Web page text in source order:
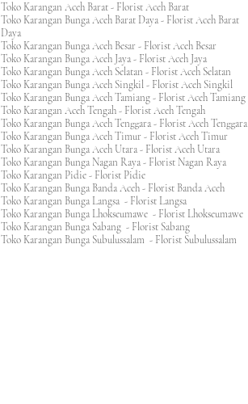
Toko Karangan Aceh Barat - Florist Aceh Barat
Toko Karangan Bunga Aceh Barat Daya - Florist Aceh Barat
Daya
Toko Karangan Bunga Aceh Besar - Florist Aceh Besar
Toko Karangan Bunga Aceh Jaya - Florist Aceh Jaya
Toko Karangan Bunga Aceh Selatan - Florist Aceh Selatan
Toko Karangan Bunga Aceh Singkil - Florist Aceh Singkil
Toko Karangan Bunga Aceh Tamiang - Florist Aceh Tamiang
Toko Karangan Aceh Tengah - Florist Aceh Tengah
Toko Karangan Bunga Aceh Tenggara - Florist Aceh Tenggara
Toko Karangan Bunga Aceh Timur - Florist Aceh Timur
Toko Karangan Bunga Aceh Utara - Florist Aceh Utara
Toko Karangan Bunga Nagan Raya - Florist Nagan Raya
Toko Karangan Pidie - Florist Pidie
Toko Karangan Bunga Banda Aceh - Florist Banda Aceh
Toko Karangan Bunga Langsa - Florist Langsa
Toko Karangan Bunga Lhokseumawe - Florist Lhokseumawe
Toko Karangan Bunga Sabang - Florist Sabang
Toko Karangan Bunga Subulussalam - Florist Subulussalam